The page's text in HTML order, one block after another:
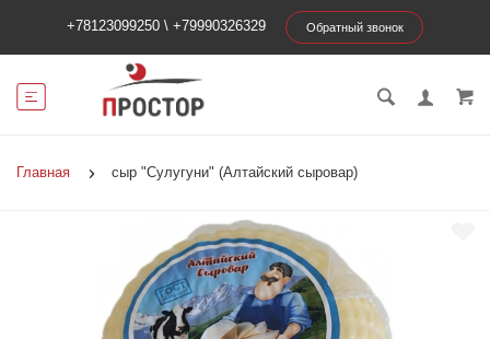
+78123099250 \ +79990326329 Обратный звонок
Главная сыр "Сулугуни" (Алтайский сыровар)